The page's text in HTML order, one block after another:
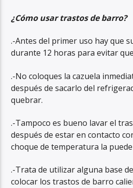
¿Cómo usar trastos de barro?
.-Antes del primer uso hay que
durante 12 horas para evitar
.-No coloques la cazuela
después de sacarlo del
quebrar.
.-Tampoco es bueno lavar el
después de estar en contacto
choque de temperatura la
.-Trata de utilizar alguna base
colocar los trastos de barro